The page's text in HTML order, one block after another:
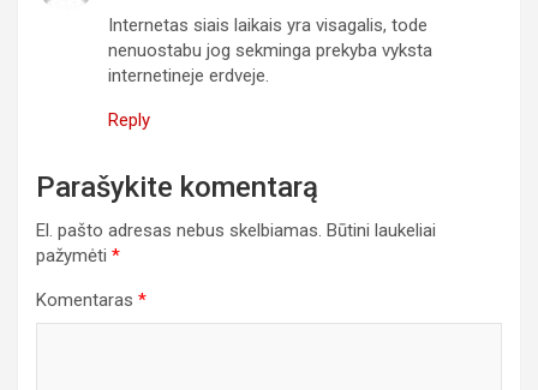
Internetas siais laikais yra visagalis, tode
nenuostabu jog sekminga prekyba vyksta
internetineje erdveje.
Reply
Parašykite komentarą
El. pašto adresas nebus skelbiamas. Būtini laukeliai
pažymėti *
Komentaras *